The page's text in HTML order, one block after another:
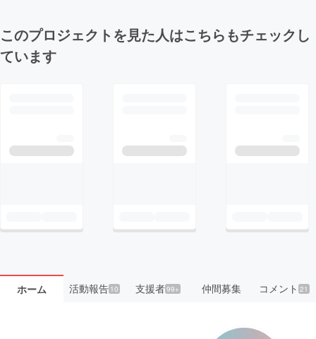
このプロジェクトを見た人はこちらもチェックし
ています
ホーム 活動報告10 支援者99+ 仲間募集 コメント 21